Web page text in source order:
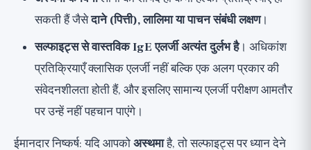
सकती हैं जैसेदाने (पित्ती), लालिमा या पाचन संबंधी लक्षण।
सल्फाइट्स से वास्तविक IgE एलर्जी अत्यंत दुर्लभ है। अधिकांश
प्रतिक्रियाएँ क्लासिक एलर्जी नहीं बल्कि एक अलग प्रकार की
संवेदनशीलता होती हैं, और इसलिए सामान्य एलर्जी परीक्षण आमतौर
पर उन्हें नहीं पहचान पाएंगे।
ईमानदार निष्कर्ष: यदि आपकोअस्थमाहै, तो सल्फाइट्स पर ध्यान देने